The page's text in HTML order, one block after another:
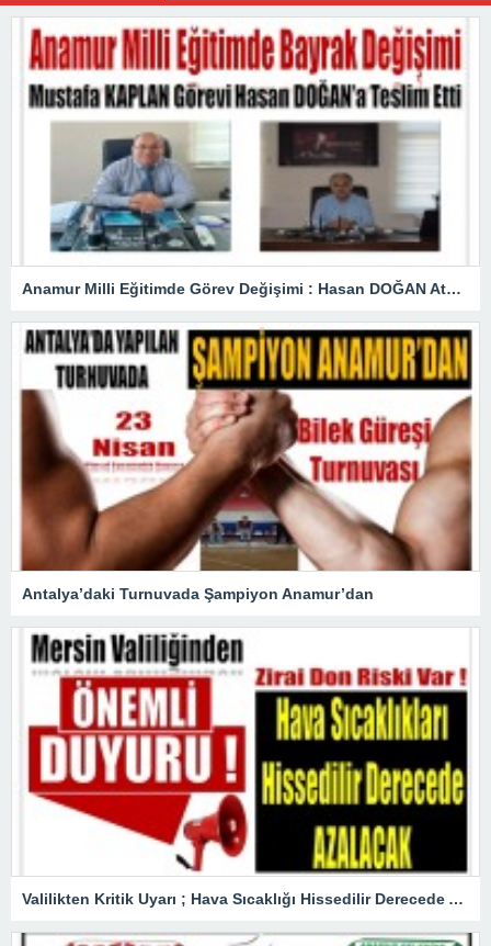
Anamur Milli Eğitimde Görev Değişimi : Hasan DOĞAN Atandı
Antalya’daki Turnuvada Şampiyon Anamur’dan
Valilikten Kritik Uyarı ; Hava Sıcaklığı Hissedilir Derecede Azalacak!